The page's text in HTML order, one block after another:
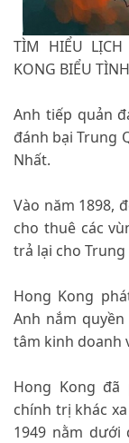
TÌM HIỂU
KONG BIỂU TÌNH
Anh tiếp quản
đánh bại Trung
Nhất.
Vào năm 1898,
cho thuê các
trả lại cho Trung
Hong Kong
Anh nắm
tâm kinh doanh
Hong Kong
chính trị khác
1949 nằm dưới